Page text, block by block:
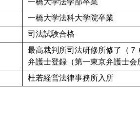
一橋大学法学部卒業
一橋大学法科大学院卒業
司法試験合格
最高裁判所司法研修所修了（７
弁護士登録（第一東京弁護士会
杜若経営法律事務所入所